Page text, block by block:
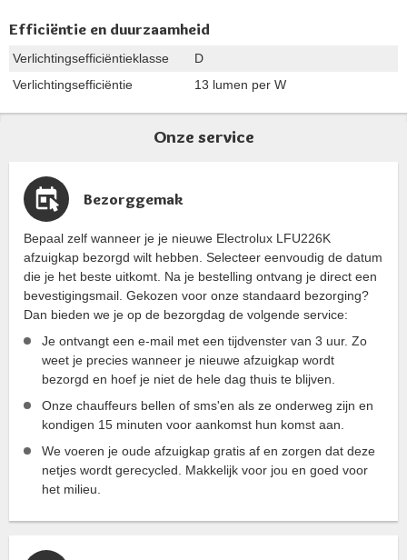
Efficiëntie en duurzaamheid
Verlichtingsefficiëntieklasse
D
Verlichtingsefficiëntie
13 lumen per W
Onze service
Bezorggemak
Bepaal zelf wanneer je je nieuwe Electrolux LFU226K
afzuigkap bezorgd wilt hebben. Selecteer eenvoudig de datum
die je het beste uitkomt. Na je bestelling ontvang je direct een
bevestigingsmail. Gekozen voor onze standaard bezorging?
Dan bieden we je op de bezorgdag de volgende service:
Je ontvangt een e-mail met een tijdvenster van 3 uur. Zo
weet je precies wanneer je nieuwe afzuigkap wordt
bezorgd en hoef je niet de hele dag thuis te blijven.
Onze chauffeurs bellen of sms'en als ze onderweg zijn en
kondigen 15 minuten voor aankomst hun komst aan.
We voeren je oude afzuigkap gratis af en zorgen dat deze
netjes wordt gerecycled. Makkelijk voor jou en goed voor
het milieu.